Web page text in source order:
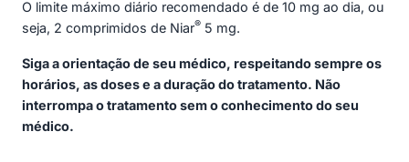
O limite máximo diário recomendado é de 10 mg ao dia, ou
seja, 2 comprimidos de Niar® 5 mg.
Siga a orientação de seu médico, respeitando sempre os
horários, as doses e a duração do tratamento. Não
interrompa o tratamento sem o conhecimento do seu
médico.